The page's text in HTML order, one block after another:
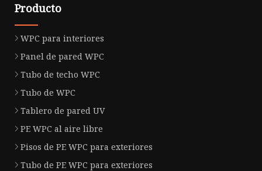
Producto
WPC para interiores
Panel de pared WPC
Tubo de techo WPC
Tubo de WPC
Tablero de pared UV
PE WPC al aire libre
Pisos de PE WPC para exteriores
Tubo de PE WPC para exteriores